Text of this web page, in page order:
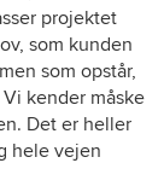
projektet
som kunden
som opstår,
kender måske
Det er heller
hele vejen